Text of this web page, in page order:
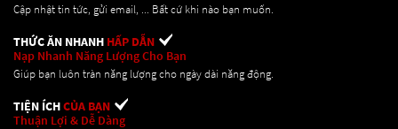
Cập nhật tin tức, gửi email, ... Bất cứ khi nào bạn muốn.
THỨC ĂN NHANH HẤP DẪN
Nạp Nhanh Năng Lượng Cho Bạn
Giúp bạn luôn tràn năng lượng cho ngày dài năng động.
TIỆN ÍCHCỦA BẠN
Thuận Lợi & Dễ Dàng